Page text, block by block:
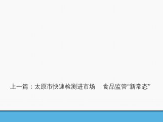
上一篇：太原市快速检测进市场 食品监管“新常态”